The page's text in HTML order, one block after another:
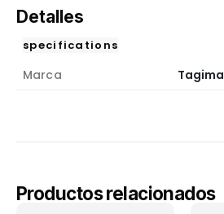
Detalles
specifications
Marca Tagima
Productos relacionados